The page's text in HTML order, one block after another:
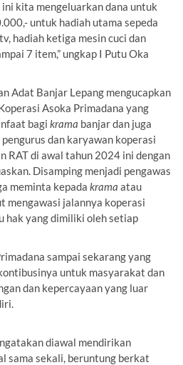
kita mengeluarkan dana untuk
untuk hadiah utama sepeda
hadiah ketiga mesin cuci dan
7 item,” ungkap I Putu Oka
Adat Banjar Lepang mengucapkan
Asoka Primadana yang
bagikrama banjar dan juga
dan karyawan koperasi
RAT di awal tahun 2024 ini dengan
Disamping menjadi pengawas
meminta kepadakrama atau
mengawasi jalannya koperasi
hak yang dimiliki oleh setiap
sampai sekarang yang
untuk masyarakat dan
dan kepercayaan yang luar
diawal mendirikan
sama sekali, beruntung berkat